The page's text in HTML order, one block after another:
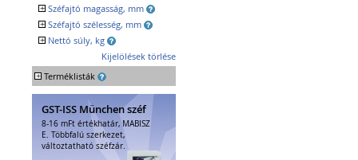
+ Széfajtó magasság, mm
+ Széfajtó szélesség, mm
+ Nettó súly, kg
Kijelölések törlése
+ Terméklisták
GST-ISS München széf
8-16 mFt értékhatár, MABISZ
E. Többfalú szerkezet,
változtatható széfzár.